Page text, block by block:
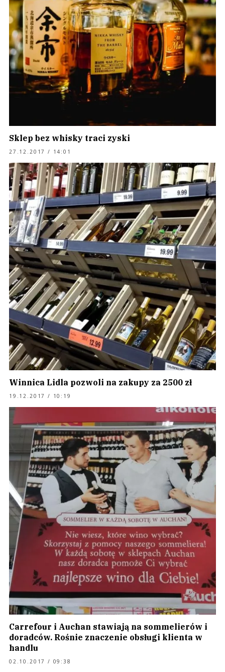
Sklep bez whisky traci zyski
27.12.2017 / 14:01
Winnica Lidla pozwoli na zakupy za 2500 zł
19.12.2017 / 10:19
Carrefour i Auchan stawiają na sommelierów i
doradców. Rośnie znaczenie obsługi klienta w
handlu
02.10.2017 / 09:38